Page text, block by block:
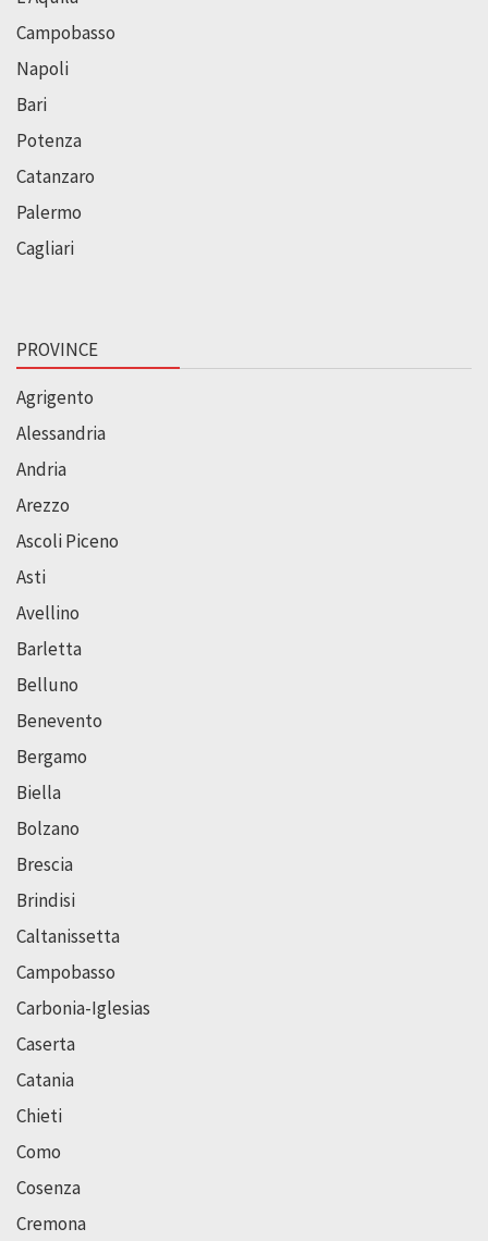
Campobasso
Napoli
Bari
Potenza
Catanzaro
Palermo
Cagliari
PROVINCE
Agrigento
Alessandria
Andria
Arezzo
Ascoli Piceno
Asti
Avellino
Barletta
Belluno
Benevento
Bergamo
Biella
Bolzano
Brescia
Brindisi
Caltanissetta
Campobasso
Carbonia-Iglesias
Caserta
Catania
Chieti
Como
Cosenza
Cremona